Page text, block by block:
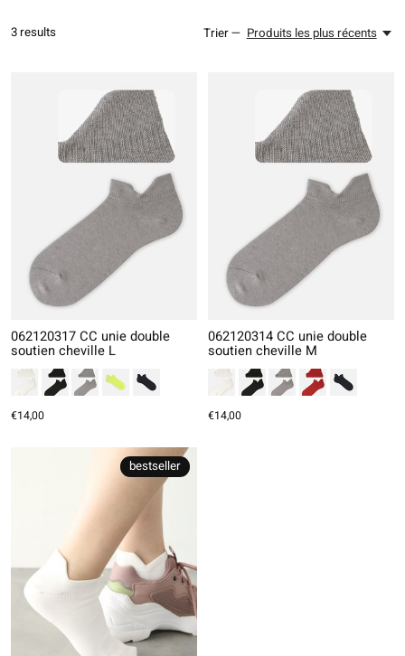
3 results Trier — Produits les plus récents
062120317 CC unie double
soutien cheville L
€14,00
062120314 CC unie double
soutien cheville M
€14,00
bestseller